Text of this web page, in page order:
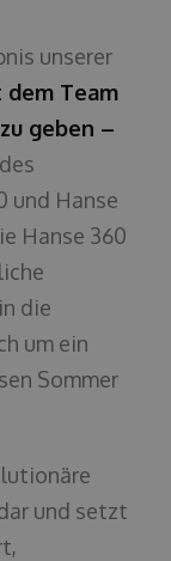
unserer
Team
geben –
und Hanse
Hanse 360
die
um ein
Sommer
und setzt